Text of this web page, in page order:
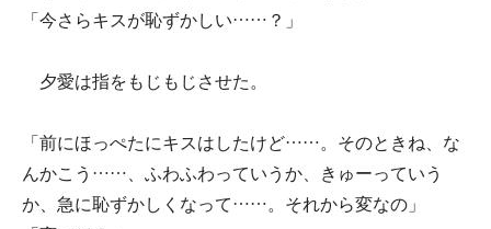
「今さらキスが恥ずかしい……？」
夕愛は指をもじもじさせた。
「前にほっぺたにキスはしたけど……。そのときね、な
んかこう……、ふわふわっていうか、きゅーっていう
か、急に恥ずかしくなって……。それから変なの」